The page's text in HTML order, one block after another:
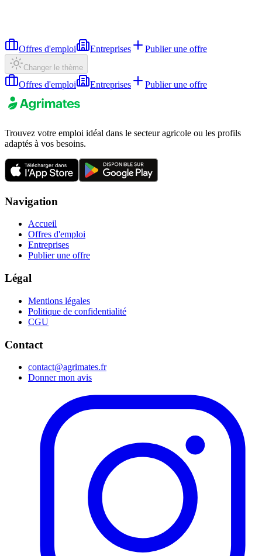
Offres d'emploi Entreprises Publier une offre
Changer le thème
Offres d'emploi Entreprises Publier une offre
Trouvez votre emploi idéal dans le secteur agricole ou les profils
adaptés à vos besoins.
Navigation
Accueil
Offres d'emploi
Entreprises
Publier une offre
Légal
Mentions légales
Politique de confidentialité
CGU
Contact
contact@agrimates.fr
Donner mon avis